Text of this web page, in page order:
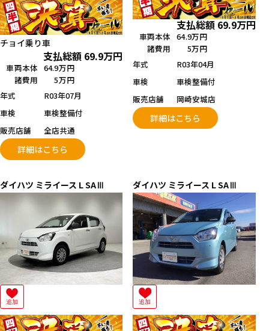
チョイ乗り車
支払総額 69.9万円
車両本体 64.9万円
諸費用
5万円
年式
R03年07月
車検
車検整備付
販売店舗
全店共通
詳細はこちら
支払総額 69.9万円
車両本体 64.9万円
諸費用
5万円
年式
R03年04月
車検
車検整備付
販売店舗
岡崎安城店
詳細はこちら
ダイハツ ミライース L SAⅢ
追加
ダイハツ ミライース L SAⅢ
追加